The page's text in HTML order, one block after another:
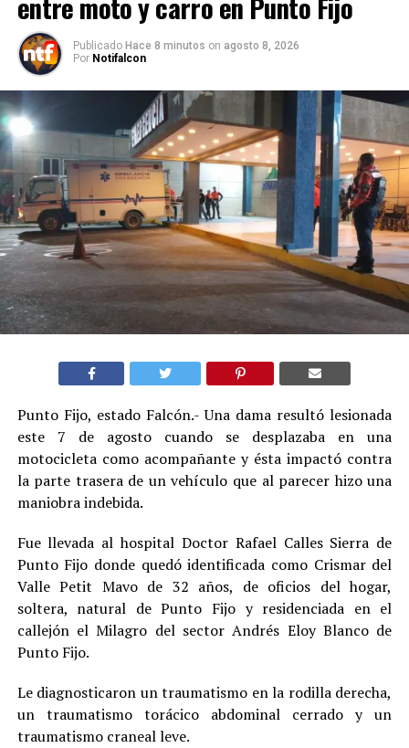
Publicado Hace 8 minutos on agosto 8, 2026
Por Notifalcon
Punto Fijo, estado Falcón.- Una dama resultó lesionada
este 7 de agosto cuando se desplazaba en una
motocicleta como acompañante y ésta impactó contra
la parte trasera de un vehículo que al parecer hizo una
maniobra indebida.
Fue llevada al hospital Doctor Rafael Calles Sierra de
Punto Fijo donde quedó identificada como Crismar del
Valle Petit Mavo de 32 años, de oficios del hogar,
soltera, natural de Punto Fijo y residenciada en el
callejón el Milagro del sector Andrés Eloy Blanco de
Punto Fijo.
Le diagnosticaron un traumatismo en la rodilla derecha,
un traumatismo torácico abdominal cerrado y un
traumatismo craneal leve.